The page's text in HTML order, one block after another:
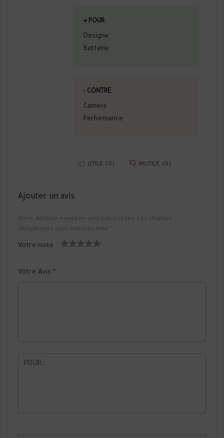
+ POUR:
Designe
Batterie
- CONTRE:
Camera
Performance
UTILE ( 0 ) INUTILE ( 0 )
Ajouter un avis
Votre adresse e-mail ne sera pas publiée. Les champs
obligatoires sont indiqués avec *
Votre note
Votre Avis *